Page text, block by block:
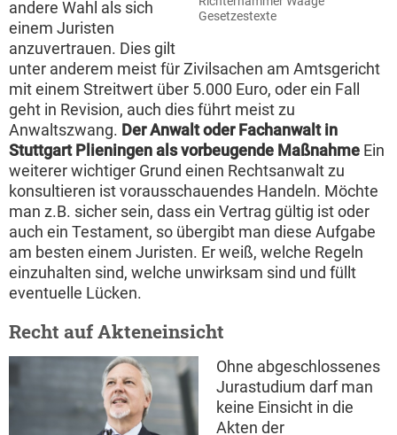
Gesetzestexte
andere Wahl als sich
einem Juristen
anzuvertrauen. Dies gilt
unter anderem meist für Zivilsachen am Amtsgericht
mit einem Streitwert über 5.000 Euro, oder ein Fall
geht in Revision, auch dies führt meist zu
Anwaltszwang. Der Anwalt oder Fachanwalt in
Stuttgart Plieningen als vorbeugende Maßnahme Ein
weiterer wichtiger Grund einen Rechtsanwalt zu
konsultieren ist vorausschauendes Handeln. Möchte
man z.B. sicher sein, dass ein Vertrag gültig ist oder
auch ein Testament, so übergibt man diese Aufgabe
am besten einem Juristen. Er weiß, welche Regeln
einzuhalten sind, welche unwirksam sind und füllt
eventuelle Lücken.
Recht auf Akteneinsicht
Ohne abgeschlossenes
Jurastudium darf man
keine Einsicht in die
Akten der